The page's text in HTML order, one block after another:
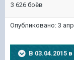
3 626 боёв
Опубликовано: 3
В 03.04.2015